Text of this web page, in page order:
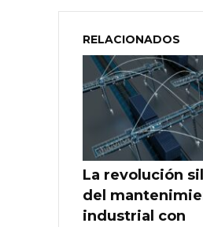
RELACIONADOS
La revolución
del
industrial con